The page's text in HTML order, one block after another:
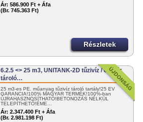
Ár: 586.900 Ft + Áfa
(Br. 745.363 Ft)
Részletek
6.2.5 <> 25 m3, UNITANK-2D tűzivíz / oltóvíz
tároló…
25 m3-es PE. műanyag tűzivíz tároló tartály!25 ÉV
GARANCIA!100% MAGYAR TERMÉK!100%-ban
ÚJRAHASZNOSÍTHATÓ!BETONOZÁS NÉLKÜL
TELEPÍTHETŐ!ÉME…
Ár: 2.347.400 Ft + Áfa
(Br. 2.981.198 Ft)